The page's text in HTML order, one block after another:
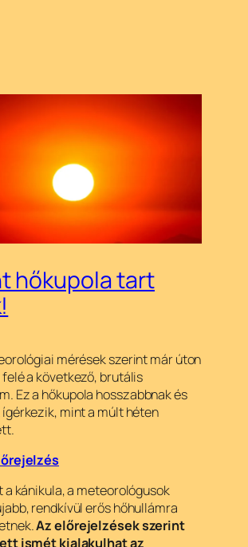
hőkupola tart
mérések szerint már úton
felé a következő, brutális
Ez a hőkupola hosszabbnak és
mint a múlt héten
a kánikula, a meteorológusok
rendkívül erős hőhullámra
Az előrejelzések szerint
ismét kialakulhat az